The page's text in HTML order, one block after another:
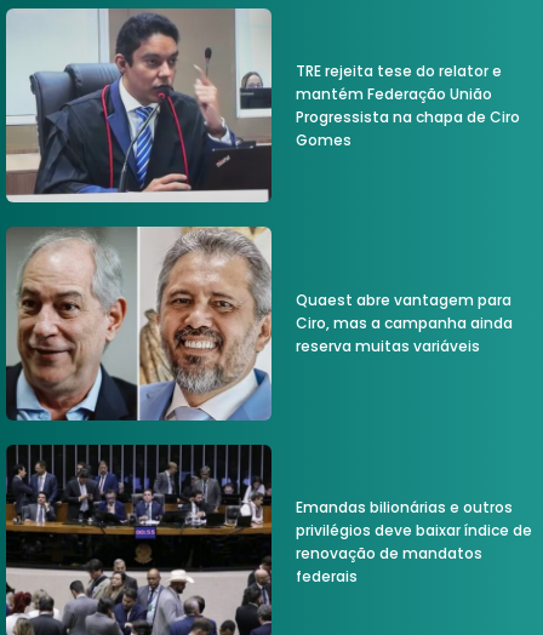
TRE rejeita tese do relator e
mantém Federação União
Progressista na chapa de Ciro
Gomes
Quaest abre vantagem para
Ciro, mas a campanha ainda
reserva muitas variáveis
Emandas bilionárias e outros
privilégios deve baixar índice de
renovação de mandatos
federais